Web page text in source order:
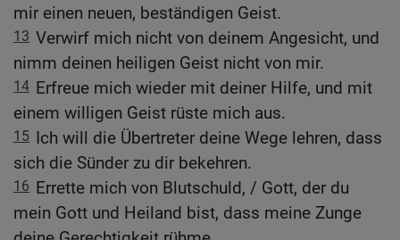
mir einen neuen, beständigen Geist.
13 Verwirf mich nicht von deinem Angesicht, und
nimm deinen heiligen Geist nicht von mir.
14 Erfreue mich wieder mit deiner Hilfe, und mit
einem willigen Geist rüste mich aus.
15 Ich will die Übertreter deine Wege lehren, dass
sich die Sünder zu dir bekehren.
16 Errette mich von Blutschuld, / Gott, der du
mein Gott und Heiland bist, dass meine Zunge